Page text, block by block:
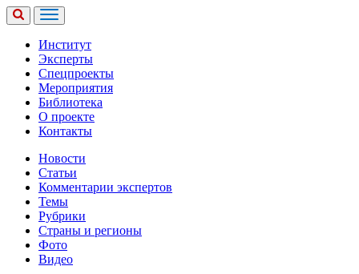
Институт
Эксперты
Спецпроекты
Мероприятия
Библиотека
О проекте
Контакты
Новости
Статьи
Комментарии экспертов
Темы
Рубрики
Страны и регионы
Фото
Видео